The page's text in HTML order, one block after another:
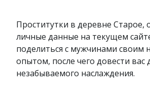
Проститутки в деревне
личные данные на текущем
поделиться с мужчинами своим
опытом, после чего довести вас
незабываемого наслаждения.